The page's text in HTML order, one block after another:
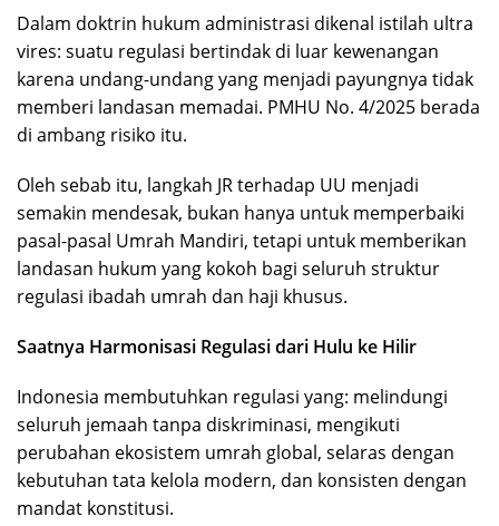
Dalam doktrin hukum administrasi dikenal istilah ultra
vires: suatu regulasi bertindak di luar kewenangan
karena undang-undang yang menjadi payungnya tidak
memberi landasan memadai. PMHU No. 4/2025 berada
di ambang risiko itu.
Oleh sebab itu, langkah JR terhadap UU menjadi
semakin mendesak, bukan hanya untuk memperbaiki
pasal-pasal Umrah Mandiri, tetapi untuk memberikan
landasan hukum yang kokoh bagi seluruh struktur
regulasi ibadah umrah dan haji khusus.
Saatnya Harmonisasi Regulasi dari Hulu ke Hilir
Indonesia membutuhkan regulasi yang: melindungi
seluruh jemaah tanpa diskriminasi, mengikuti
perubahan ekosistem umrah global, selaras dengan
kebutuhan tata kelola modern, dan konsisten dengan
mandat konstitusi.